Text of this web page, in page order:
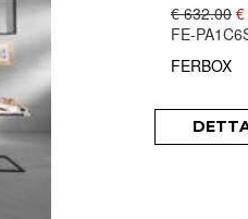
€ 632.00
FE-
FERBOX